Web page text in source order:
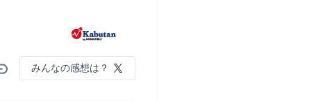
みんなの感想は？